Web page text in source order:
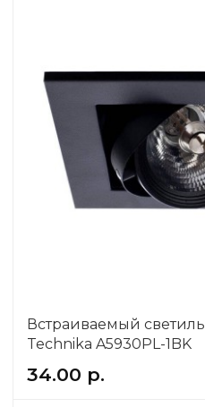
Встраиваемый
Technika A5930PL-1BK
34.00 р.